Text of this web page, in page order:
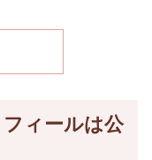
ィールは公